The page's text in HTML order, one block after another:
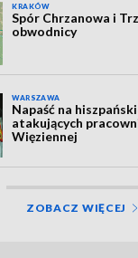
KRAKÓW
Spór Chrzanowa i
obwodnicy
WARSZAWA
Napaść na
atakujących
Więziennej
ZOBACZ WIĘCEJ